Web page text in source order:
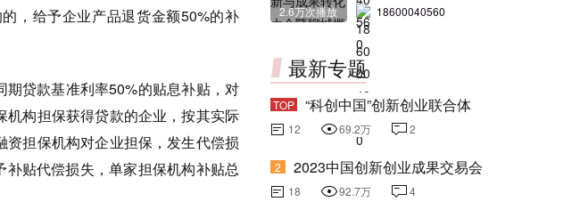
，给予企业产品退货金额50%的补
贷款基准利率50%的贴息补贴，对
构担保获得贷款的企业，按其实际
担保机构对企业担保，发生代偿损
贴代偿损失，单家担保机构补贴总
2.6万次播放
18600040560
最新专题
TOP “科创中国”创新创业联合体
12 69.2万 2
2 2023中国创新创业成果交易会
18 92.7万 4